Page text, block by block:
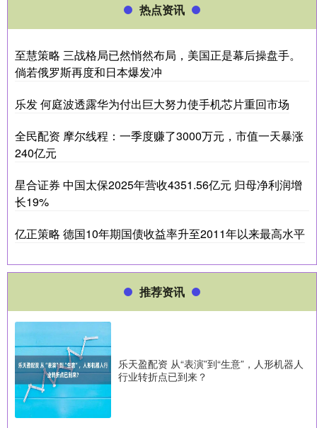
热点资讯
至慧策略 三战格局已然悄然布局，美国正是幕后操盘手。
倘若俄罗斯再度和日本爆发冲
乐发 何庭波透露华为付出巨大努力使手机芯片重回市场
全民配资 摩尔线程：一季度赚了3000万元，市值一天暴涨
240亿元
星合证券 中国太保2025年营收4351.56亿元 归母净利润增
长19%
亿正策略 德国10年期国债收益率升至2011年以来最高水平
推荐资讯
乐天盈配资 从“表演”到“生意”，人形机器人
行业转折点已到来？